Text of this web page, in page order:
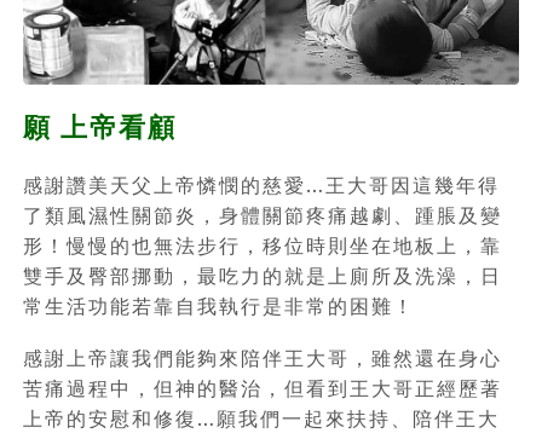
願 上帝看顧
感謝讚美天父上帝憐憫的慈愛…王大哥因這幾年得
了類風濕性關節炎，身體關節疼痛越劇、踵脹及變
形！慢慢的也無法步行，移位時則坐在地板上，靠
雙手及臀部挪動，最吃力的就是上廁所及洗澡，日
常生活功能若靠自我執行是非常的困難！
感謝上帝讓我們能夠來陪伴王大哥，雖然還在身心
苦痛過程中，但神的醫治，但看到王大哥正經歷著
上帝的安慰和修復…願我們一起來扶持、陪伴王大